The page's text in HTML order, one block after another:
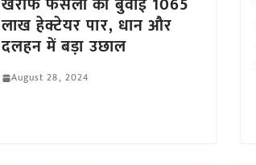
लाख हेक्टेयर पार, धान और
दलहन में बड़ा उछाल
August 28, 2024